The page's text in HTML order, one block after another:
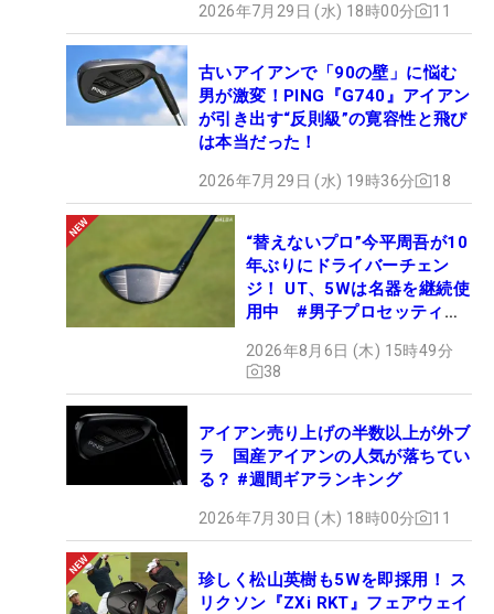
2026年7月29日 (水) 18時00分 11
古いアイアンで「90の壁」に悩む
男が激変！PING『G740』アイアン
が引き出す“反則級”の寛容性と飛び
は本当だった！
2026年7月29日 (水) 19時36分 18
“替えないプロ”今平周吾が10
年ぶりにドライバーチェン
ジ！ UT、5Wは名器を継続使
用中 #男子プロセッティン
2026年8月6日 (木) 15時49分
38
アイアン売り上げの半数以上が外ブ
ラ 国産アイアンの人気が落ちてい
る？ #週間ギアランキング
2026年7月30日 (木) 18時00分 11
珍しく松山英樹も5Wを即採用！ ス
リクソン『ZXi RKT』フェアウェイ